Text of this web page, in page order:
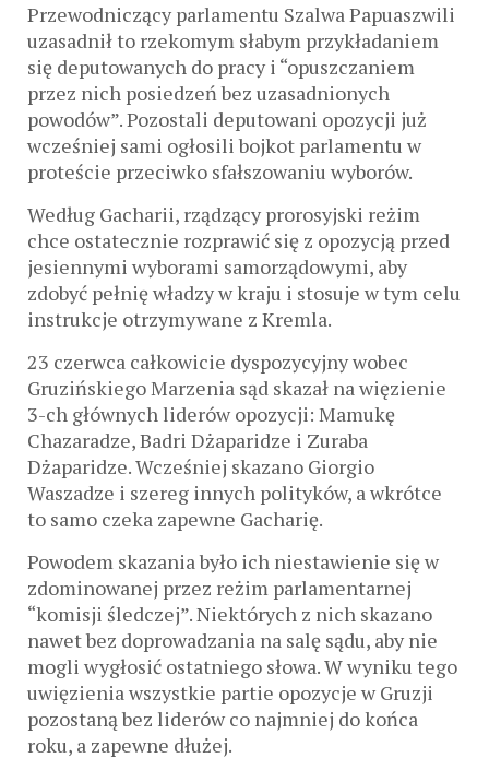
Przewodniczący parlamentu Szalwa Papuaszwili
uzasadnił to rzekomym słabym przykładaniem
się deputowanych do pracy i “opuszczaniem
przez nich posiedzeń bez uzasadnionych
powodów”. Pozostali deputowani opozycji już
wcześniej sami ogłosili bojkot parlamentu w
proteście przeciwko sfałszowaniu wyborów.
Według Gacharii, rządzący prorosyjski reżim
chce ostatecznie rozprawić się z opozycją przed
jesiennymi wyborami samorządowymi, aby
zdobyć pełnię władzy w kraju i stosuje w tym celu
instrukcje otrzymywane z Kremla.
23 czerwca całkowicie dyspozycyjny wobec
Gruzińskiego Marzenia sąd skazał na więzienie
3-ch głównych liderów opozycji: Mamukę
Chazaradze, Badri Dżaparidze i Zuraba
Dżaparidze. Wcześniej skazano Giorgio
Waszadze i szereg innych polityków, a wkrótce
to samo czeka zapewne Gacharię.
Powodem skazania było ich niestawienie się w
zdominowanej przez reżim parlamentarnej
“komisji śledczej”. Niektórych z nich skazano
nawet bez doprowadzania na salę sądu, aby nie
mogli wygłosić ostatniego słowa. W wyniku tego
uwięzienia wszystkie partie opozycje w Gruzji
pozostaną bez liderów co najmniej do końca
roku, a zapewne dłużej.